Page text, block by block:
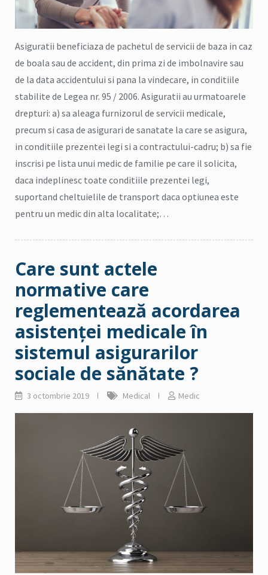
Asiguratii beneficiaza de pachetul de servicii de baza in caz
de boala sau de accident, din prima zi de imbolnavire sau
de la data accidentului si pana la vindecare, in conditiile
stabilite de Legea nr. 95 / 2006. Asiguratii au urmatoarele
drepturi: a) sa aleaga furnizorul de servicii medicale,
precum si casa de asigurari de sanatate la care se asigura,
in conditiile prezentei legi si a contractului-cadru; b) sa fie
inscrisi pe lista unui medic de familie pe care il solicita,
daca indeplinesc toate conditiile prezentei legi,
suportand cheltuielile de transport daca optiunea este
pentru un medic din alta localitate;…
Care sunt actele
normative care
reglementează acordarea
asistenţei medicale în
sistemul asigurarilor
sociale de sănătate ?
3 octombrie 2019 Medical Medic